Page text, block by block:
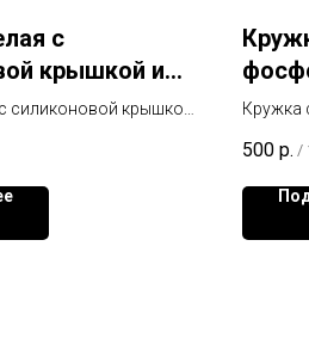
с
крышкой и
Голубая
силиконовой крышкой
Кружка
500 р. /